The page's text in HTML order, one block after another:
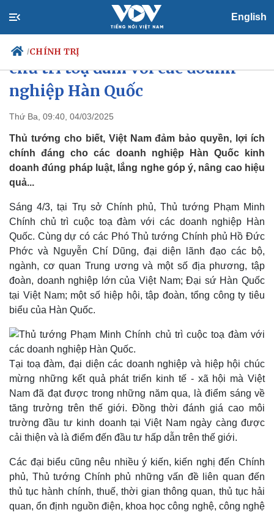
English
/CHÍNH TRỊ
Chính trị
Đảng
Tổ chức nhân sự
Quốc hội
Nhận diện sự thật
Tin 24h
Dự báo thời tiết
Giáo dục
Dấu ấn VOV
Thế giới
Multimedia
Thủ tướng Phạm Minh Chính
chủ trì toạ đàm với các doanh
nghiệp Hàn Quốc
Thứ Ba, 09:40, 04/03/2025
Thủ tướng cho biết, Việt Nam đảm bảo quyền, lợi ích
chính đáng cho các doanh nghiệp Hàn Quốc kinh
doanh đúng pháp luật, lắng nghe góp ý, nâng cao hiệu
quả...
Sáng 4/3, tại Trụ sở Chính phủ, Thủ tướng Phạm Minh
Chính chủ trì cuộc toạ đàm với các doanh nghiệp Hàn
Quốc. Cùng dự có các Phó Thủ tướng Chính phủ Hồ Đức
Phớc và Nguyễn Chí Dũng, đại diện lãnh đạo các bộ,
ngành, cơ quan Trung ương và một số địa phương, tập
đoàn, doanh nghiệp lớn của Việt Nam; Đại sứ Hàn Quốc
tại Việt Nam; một số hiệp hội, tập đoàn, tổng công ty tiêu
biểu của Hàn Quốc.
Tại toạ đàm, đại diện các doanh nghiệp và hiệp hội chúc
mừng những kết quả phát triển kinh tế - xã hội mà Việt
Nam đã đạt được trong những năm qua, là điểm sáng về
tăng trưởng trên thế giới. Đồng thời đánh giá cao môi
trường đầu tư kinh doanh tại Việt Nam ngày càng được
cải thiện và là điểm đến đầu tư hấp dẫn trên thế giới.
Các đại biểu cũng nêu nhiều ý kiến, kiến nghị đến Chính
phủ, Thủ tướng Chính phủ những vấn đề liên quan đến
thủ tục hành chính, thuế, thời gian thông quan, thủ tục hải
quan, ổn định nguồn điện, khoa học công nghệ, công nghệ